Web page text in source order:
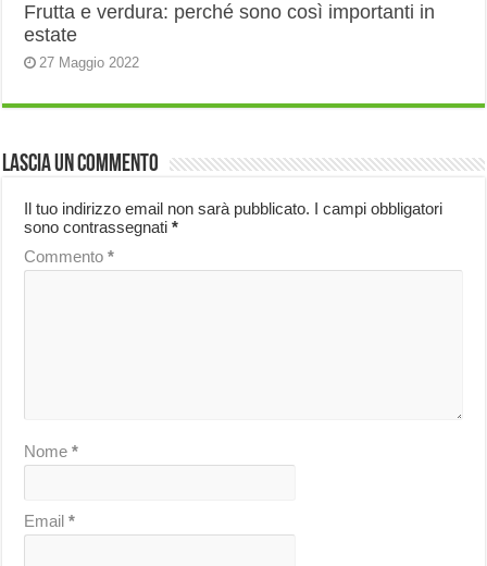
Frutta e verdura: perché sono così importanti in
estate
27 Maggio 2022
Lascia un commento
Il tuo indirizzo email non sarà pubblicato. I campi obbligatori
sono contrassegnati*
Commento*
Nome*
Email*